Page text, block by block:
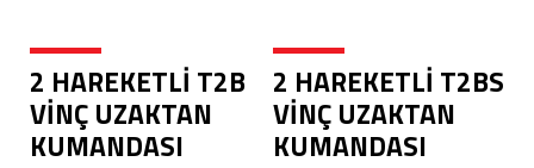
2 HAREKETLİ T2B
VİNÇ UZAKTAN
KUMANDASI
2 HAREKETLİ T2BS
VİNÇ UZAKTAN
KUMANDASI